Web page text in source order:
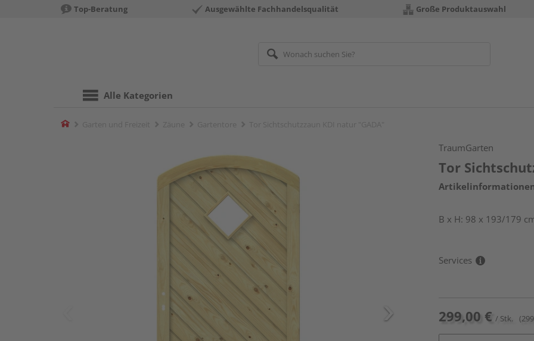
Top-Beratung Ausgewählte Fachhandelsqualität Große Produktauswahl
Alle Kategorien
Home
TraumGarten
Tor
B x H: 98 x 193/179
Services
299,00 € / Stk.